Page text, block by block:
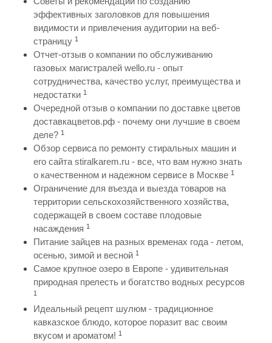
эффективных заголовков для повышения
видимости и привлечения аудитории на веб-
страницу 1
Отчет-отзыв о компании по обслуживанию
газовых магистралей wello.ru - опыт
сотрудничества, качество услуг, преимущества и
недостатки 1
Очередной отзыв о компании по доставке цветов
доставкацветов.рф - почему они лучшие в своем
деле? 1
Обзор сервиса по ремонту стиральных машин и
его сайта stiralkarem.ru - все, что вам нужно знать
о качественном и надежном сервисе в Москве 1
Ограничение для въезда и выезда товаров на
территории сельскохозяйственного хозяйства,
содержащей в своем составе плодовые
насаждения 1
Питание зайцев на разных временах года - летом,
осенью, зимой и весной 1
Самое крупное озеро в Европе - удивительная
природная прелесть и богатство водных ресурсов
1
Идеальный рецепт шулюм - традиционное
кавказское блюдо, которое поразит вас своим
вкусом и ароматом! 1